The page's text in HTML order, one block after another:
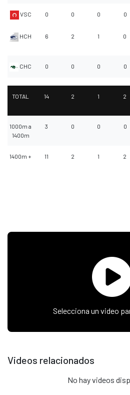
VSC 0 0 0 0
HCH 6 2 1 0
CHC 0 0 0 0
TOTAL 14 2 1 2
1000m a
1400m
3 0 0 0
1400m + 11 2 1 2
Selecciona un video
Videos relacionados
No hay videos